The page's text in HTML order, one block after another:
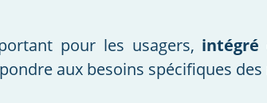
pour les usagers, intégré
aux besoins spécifiques des